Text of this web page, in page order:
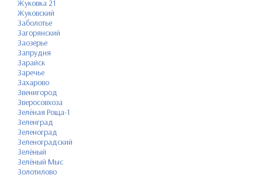
Жуковка 21
Жуковский
Заболотье
Загорянский
Заозерье
Запрудня
Зарайск
Заречье
Захарово
Звенигород
Зверосовхоза
Зелёная Роща-1
Зеленград
Зеленоград
Зеленоградский
Зелёный
Зелёный Мыс
Золотилово